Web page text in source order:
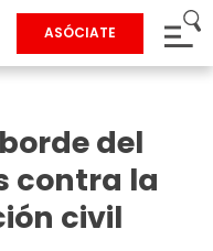
ASÓCIATE
del
contra la
civil